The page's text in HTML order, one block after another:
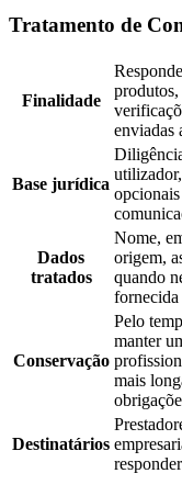
Tratamento de
Finalidade
produtos,
enviadas
Base jurídica
Dados
tratados
Nome,
origem,
quando
Conservação
Pelo
manter
mais
Destinatários